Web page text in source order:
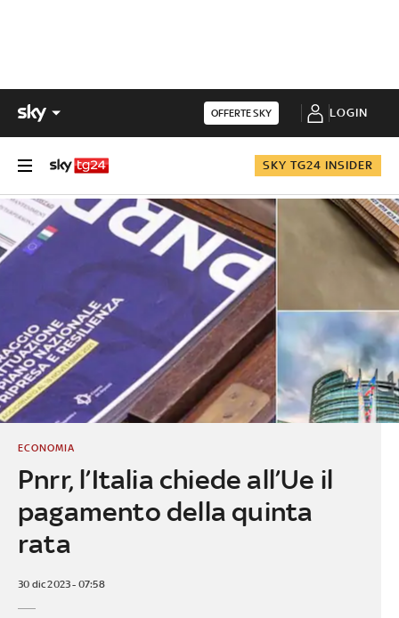
OFFERTE SKY LOGIN
SKY TG24 INSIDER
Pnrr, l’Italia chiede all’Ue il
pagamento della quinta
rata
ECONOMIA
30 dic 2023 - 07:58